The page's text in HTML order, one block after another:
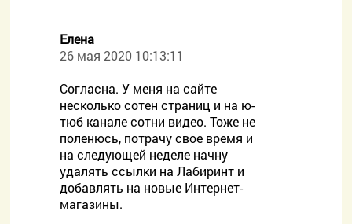
Елена
26 мая 2020 10:13:11
Согласна. У меня на сайте
несколько сотен страниц и на ю-
тюб канале сотни видео. Тоже не
поленюсь, потрачу свое время и
на следующей неделе начну
удалять ссылки на Лабиринт и
добавлять на новые Интернет-
магазины.